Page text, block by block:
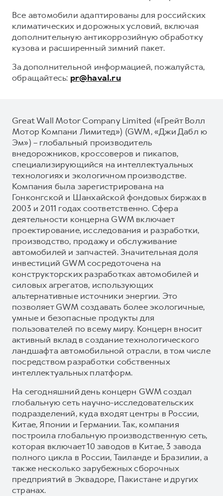
Все автомобили адаптированы для российских
климатических и дорожных условий, включая
дополнительную антикоррозийную обработку
кузова и расширенный зимний пакет.
За дополнительной информацией, пожалуйста,
обращайтесь: pr@haval.ru
Great Wall Motor Company Limited («Грейт Волл
Мотор Компани Лимитед») (GWM, «Джи Дабл ю
Эм») – глобальный производитель
внедорожников, кроссоверов и пикапов,
специализирующийся на интеллектуальных
технологиях и экологичном производстве.
Компания была зарегистрирована на
Гонконгской и Шанхайской фондовых биржах в
2003 и 2011 годах соответственно. Сфера
деятельности концерна GWM включает
проектирование, исследования и разработки,
производство, продажу и обслуживание
автомобилей и запчастей. Значительная доля
инвестиций GWM сосредоточена на
конструкторских разработках автомобилей и
силовых агрегатов, использующих
альтернативные источники энергии. Это
позволяет GWM создавать более экологичные,
умные и безопасные продукты для
пользователей по всему миру. Концерн вносит
активный вклад в создание технологического
ландшафта автомобильной отрасли, в том числе
посредством разработки собственных
интеллектуальных платформ.
На сегодняшний день концерн GWM создал
глобальную сеть научно-исследовательских
подразделений, куда входят центры в России,
Китае, Японии и Германии. Так, компания
построила глобальную производственную сеть,
которая включает 10 заводов в Китае, 3 завода
полного цикла в России, Таиланде и Бразилии, а
также несколько зарубежных сборочных
предприятий в Эквадоре, Пакистане и других
странах.